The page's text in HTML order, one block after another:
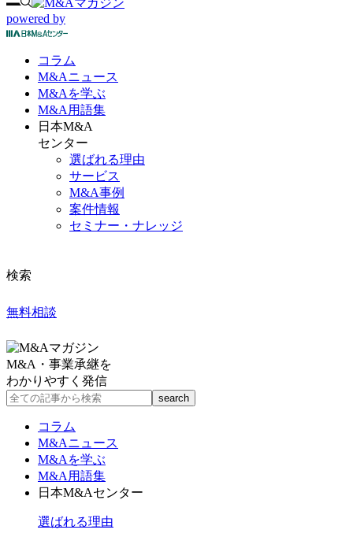
powered by
コラム
M&Aニュース
M&Aを学ぶ
M&A 用語集
日本M&A
センター
選ばれる理由
サービス
M&A事例
案件情報
セミナー・ナレッジ
検索
無料相談
M&A・事業承継を
わかりやすく発信
コラム
M&Aニュース
M&Aを学ぶ
M&A用語集
日本M&Aセンター
選ばれる理由